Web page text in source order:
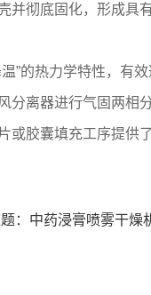
并彻底固化，形成具
”的热力学特性，有
分离器进行气固两相
胶囊填充工序提供
：中药浸膏喷雾干燥